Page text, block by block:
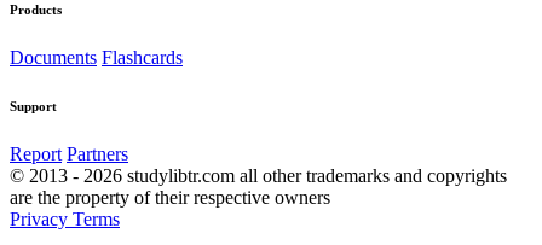
Products
Documents Flashcards
Support
Report Partners
© 2013 - 2026 studylibtr.com all other trademarks and copyrights
are the property of their respective owners
Privacy Terms